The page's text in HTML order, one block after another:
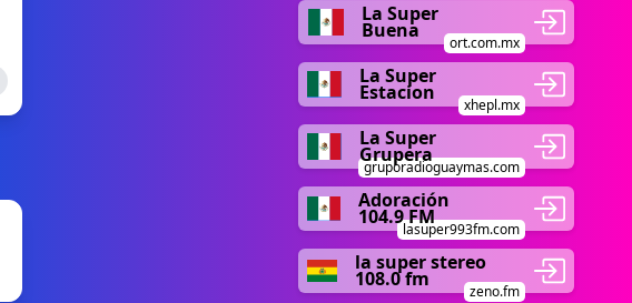
La Super
Buena
ort.com.mx
La Super
Estacion
xhepl.mx
La Super
Grupera
gruporadioguaymas.com
Adoración
104.9 FM
lasuper993fm.com
la super stereo
108.0 fm
zeno.fm